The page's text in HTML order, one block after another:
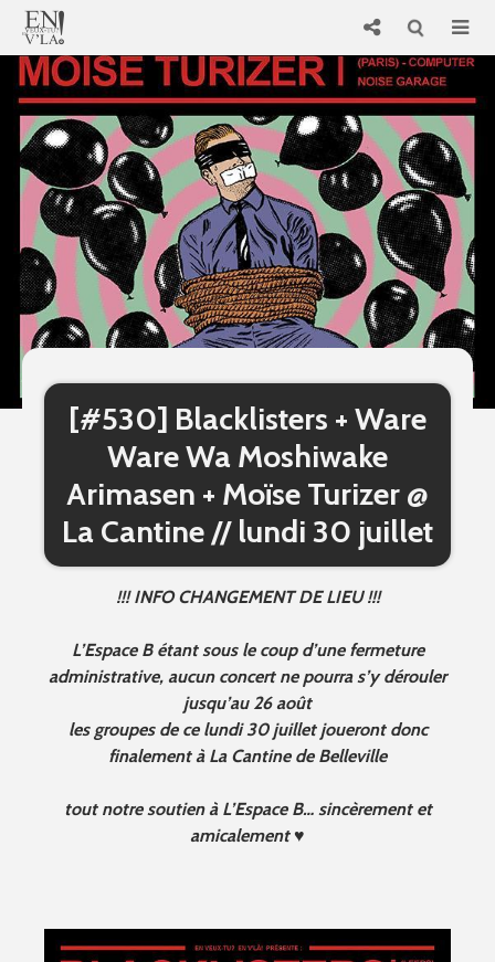
[#530] Blacklisters + Ware
Ware Wa Moshiwake
Arimasen + Moïse Turizer @
La Cantine // lundi 30 juillet
!!! INFO CHANGEMENT DE LIEU !!!
L’Espace B étant sous le coup d’une fermeture
administrative, aucun concert ne pourra s’y dérouler
jusqu’au 26 août
les groupes de ce lundi 30 juillet joueront donc
finalement à La Cantine de Belleville
tout notre soutien à L’Espace B… sincèrement et
amicalement ♥